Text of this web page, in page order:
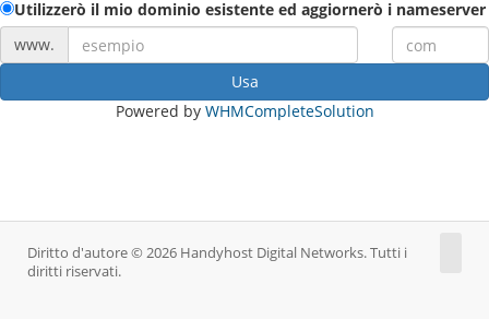
Utilizzerò il mio dominio esistente ed aggiornerò i nameserver
www.
Usa
Powered by WHMCompleteSolution
Diritto d'autore © 2026 Handyhost Digital Networks. Tutti i
diritti riservati.